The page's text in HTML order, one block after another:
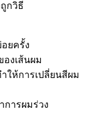
กวิธี
ยครั้ง
งเส้นผม
ให้การเปลี่ยนสีผม
การผมร่วง